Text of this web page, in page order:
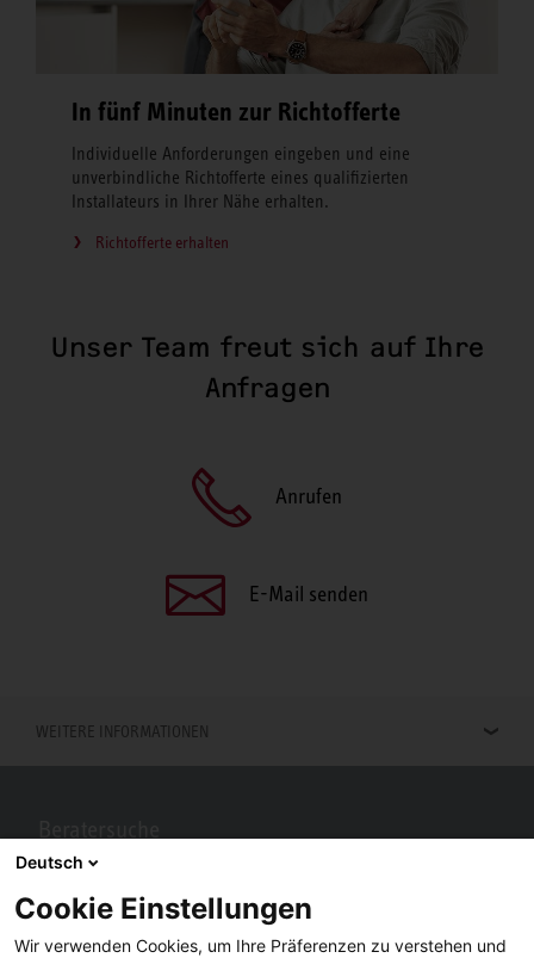
In fünf Minuten zur Richtofferte
Individuelle Anforderungen eingeben und eine
unverbindliche Richtofferte eines qualifizierten
Installateurs in Ihrer Nähe erhalten.
Richtofferte erhalten
Unser Team freut sich auf Ihre
Anfragen
Anrufen
E-Mail senden
WEITERE INFORMATIONEN
Berater in Ihrer Nähe gesucht? Mit STIEBEL ELTRON kein Problem.
Deutsch
Cookie Einstellungen
Wir verwenden Cookies, um Ihre Präferenzen zu verstehen und